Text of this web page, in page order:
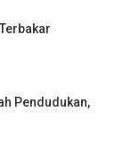
Pendudukan,